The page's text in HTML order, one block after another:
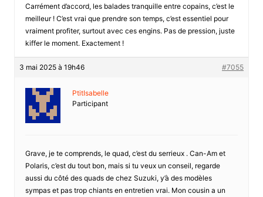
Carrément d’accord, les balades tranquille entre copains, c’est le
meilleur ! C’est vrai que prendre son temps, c’est essentiel pour
vraiment profiter, surtout avec ces engins. Pas de pression, juste
kiffer le moment. Exactement !
3 mai 2025 à 19h46 #7055
PtitIsabelle
Participant
Grave, je te comprends, le quad, c’est du serrieux . Can-Am et
Polaris, c’est du tout bon, mais si tu veux un conseil, regarde
aussi du côté des quads de chez Suzuki, y’à des modèles
sympas et pas trop chiants en entretien vrai. Mon cousin a un